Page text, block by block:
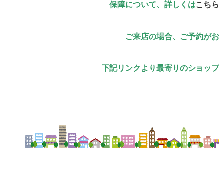
保障について、詳しくはこちら
ご来店の場合、ご予約が
下記リンクより最寄りのショッ